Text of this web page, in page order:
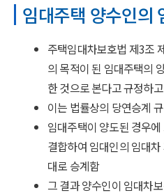
임대주택 양수인의
주택임대차보호법 제3조
의 목적이 된 임대주택의
한 것으로 본다고 규정하
이는 법률상의 당연승계
임대주택이 양도된 경우
결합하여 임대인의 임대
대로 승계함
그 결과 양수인이 임대차